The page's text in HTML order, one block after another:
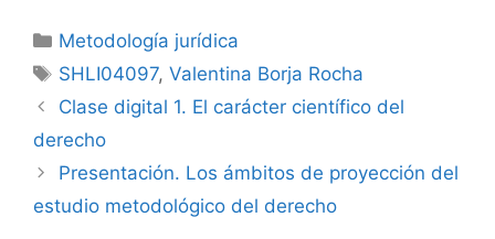
Categorías
Metodología jurídica
Etiquetas
SHLI04097,Valentina Borja Rocha
Clase digital 1. El carácter científico del
derecho
Presentación. Los ámbitos de proyección del
estudio metodológico del derecho